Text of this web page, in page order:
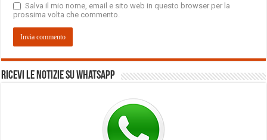
Salva il mio nome, email e sito web in questo browser per la
prossima volta che commento.
Ricevi le notizie su Whatsapp